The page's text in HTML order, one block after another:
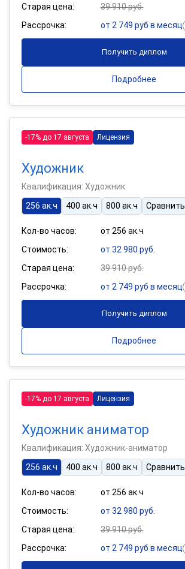
Старая цена:
39 910 руб.
Рассрочка:
от 2 749 руб в месяц
Получить диплом
Подробнее
-17% до 17 августа Лицензия
Художник
Квалификация: Художник
256 ак.ч
400 ак.ч 800 ак.ч Сравнить
Кол-во часов:
от 256 ак.ч
Стоимость:
от 32 980 руб.
Старая цена:
39 910 руб.
Рассрочка:
от 2 749 руб в месяц
Получить диплом
Подробнее
-17% до 17 августа Лицензия
Художник аниматор
Квалификация: Художник-аниматор
256 ак.ч
400 ак.ч 800 ак.ч Сравнить
Кол-во часов:
от 256 ак.ч
Стоимость:
от 32 980 руб.
Старая цена:
39 910 руб.
Рассрочка:
от 2 749 руб в месяц